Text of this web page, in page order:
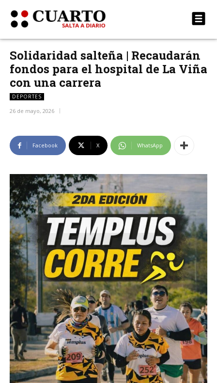
Solidaridad salteña | Recaudarán
fondos para el hospital de La Viña
con una carrera
DEPORTES
26 de mayo, 2026
Facebook X WhatsApp